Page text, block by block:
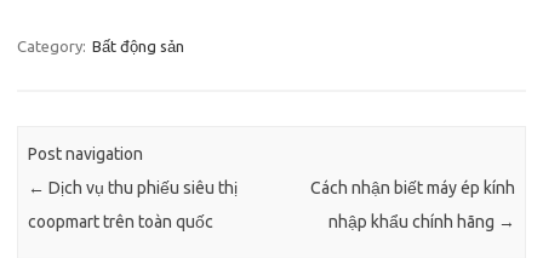
Category: Bất động sản
Post navigation
← Dịch vụ thu phiếu siêu thị
coopmart trên toàn quốc
Cách nhận biết máy ép kính
nhập khẩu chính hãng →